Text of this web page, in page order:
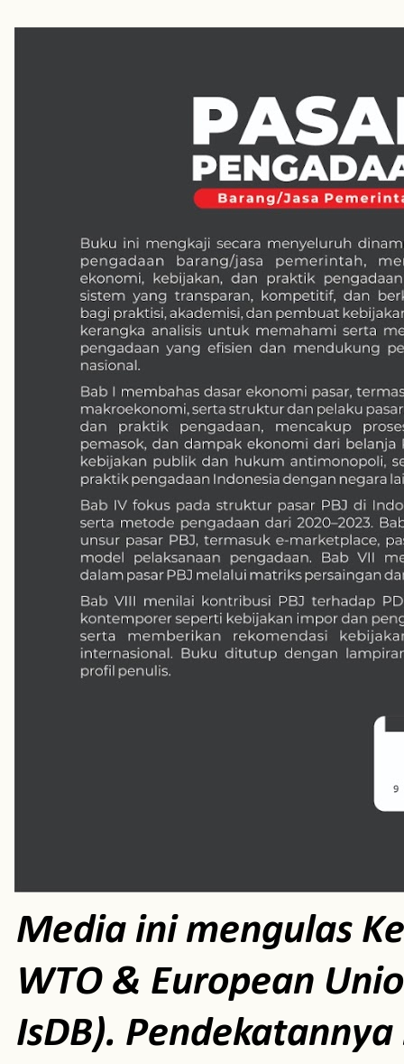
Media ini mengulas
WTO & European
IsDB).